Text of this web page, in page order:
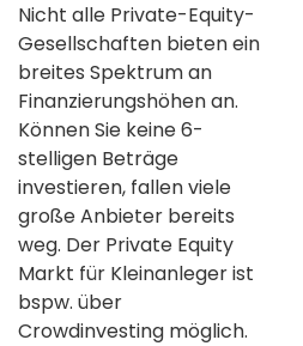
Nicht alle Private-Equity-
Gesellschaften bieten ein
breites Spektrum an
Finanzierungshöhen an.
Können Sie keine 6-
stelligen Beträge
investieren, fallen viele
große Anbieter bereits
weg. Der Private Equity
Markt für Kleinanleger ist
bspw. über
Crowdinvesting möglich.